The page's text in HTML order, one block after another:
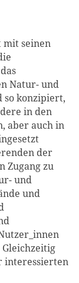
mit seinen
Natur- und
so konzipiert,
in den
aber auch in
der
Zugang zu
und
und
interessierten